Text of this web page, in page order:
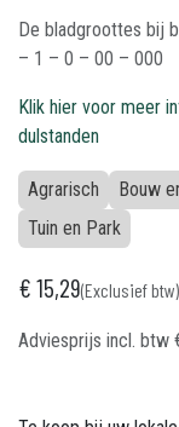
De bladgroottes bij
– 1 – 0 – 00 – 000
Klik hier voor meer
dulstanden
Agrarisch Bouw
Tuin en Park
€15,29(Exclusief btw)
Adviesprijs incl. btw